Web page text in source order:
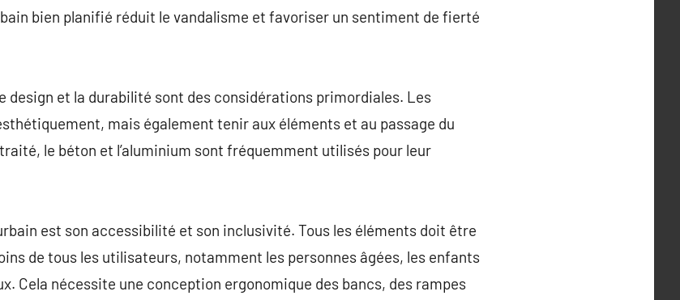
bien planifié réduit le vandalisme et favoriser un sentiment de fierté
design et la durabilité sont des considérations primordiales. Les
mais également tenir aux éléments et au passage du
le béton et l’aluminium sont fréquemment utilisés pour leur
est son accessibilité et son inclusivité. Tous les éléments doit être
de tous les utilisateurs, notamment les personnes âgées, les enfants
Cela nécessite une conception ergonomique des bancs, des rampes